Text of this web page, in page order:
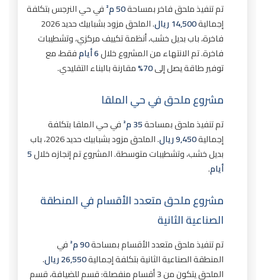
تم تنفيذ ملحق فاخر بمساحة50 م²
في حي النرجس بتكلفة
إجمالية14,500 ريال
. الملحق مزود بشبابيك حديد 2026
فاخرة، باب بديل خشب، أنظمة تكييف مركزي، وتشطيبات
فاخرة. تم الانتهاء من المشروع خلال6 أيام
فقط، مع
توفير طاقة يصل إلى70% مقارنة بالبناء التقليدي.
مشروع ملحق في حي الملقا
تم تنفيذ ملحق بمساحة35 م²
في حي الملقا بتكلفة
إجمالية9,450 ريال
. الملحق مزود بشبابيك حديد 2026، باب
بديل خشب، وتشطيبات متوسطة. المشروع تم إنجازه خلال5
أيام.
مشروع ملحق متعدد الأقسام في المنطقة
الصناعية الثانية
تم تنفيذ ملحق متعدد الأقسام بمساحة90 م²
في
المنطقة الصناعية الثانية بتكلفة إجمالية26,550 ريال
.
الملحق يتكون من 3 أقسام منفصلة: قسم للضيافة، قسم